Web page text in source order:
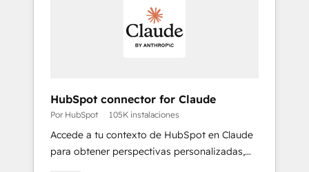
HubSpot connector for Claude
Por HubSpot 105K instalaciones
Accede a tu contexto de HubSpot en Claude
para obtener perspectivas personalizadas,